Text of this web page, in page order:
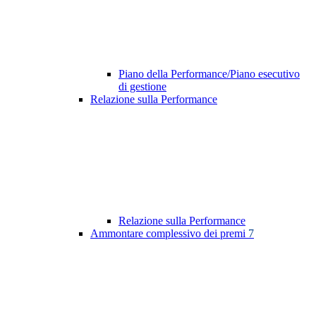
Piano della Performance/Piano esecutivo
di gestione
Relazione sulla Performance
Relazione sulla Performance
Ammontare complessivo dei premi 7